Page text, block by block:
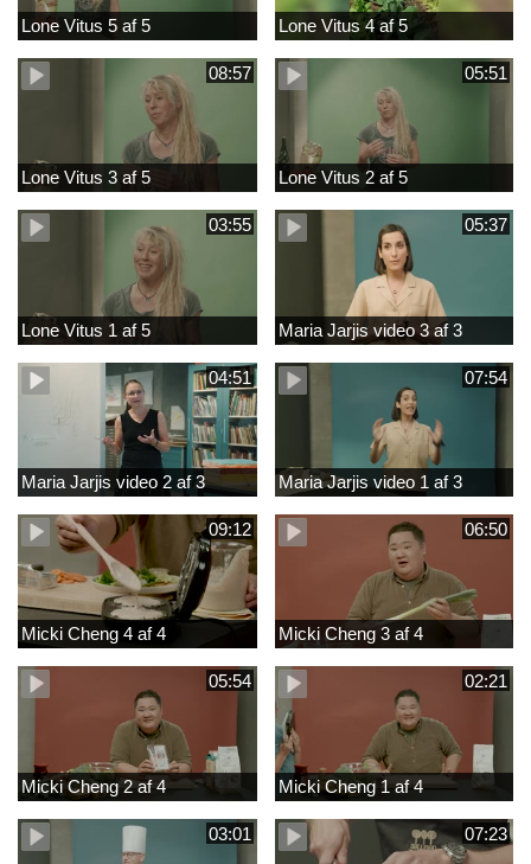
Lone Vitus 5 af 5 Lone Vitus 4 af 5
08:57
Lone Vitus 3 af 5
05:51
Lone Vitus 2 af 5
03:55
Lone Vitus 1 af 5
05:37
Maria Jarjis video 3 af 3
04:51
Maria Jarjis video 2 af 3
07:54
Maria Jarjis video 1 af 3
09:12
Micki Cheng 4 af 4
06:50
Micki Cheng 3 af 4
05:54
Micki Cheng 2 af 4
02:21
Micki Cheng 1 af 4
03:01 07:23